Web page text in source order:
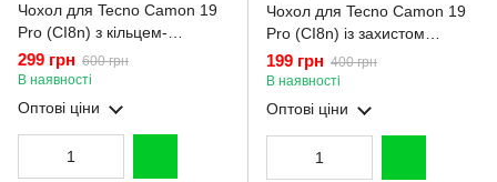
Чохол для Tecno Camon 19
Pro (CI8n) з кільцем-
підставкою із золотою
окантовкою на техно камон
19 про пудровий gs1
299 грн 600 грн
В наявності
Оптові ціни
Чохол для Tecno Camon 19
Pro (CI8n) із захистом
камери із золотою
окантовкою на техно камон
19 про пудровий gs1
199 грн 400 грн
В наявності
Оптові ціни